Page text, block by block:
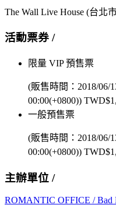
The Wall Live House (台北
活動票券 /
限量 VIP 預售票
(販售時間： 2018/06/
00:00(+0800)) TWD$
一般預售票
(販售時間： 2018/06/
00:00(+0800)) TWD$
主辦單位 /
ROMANTIC OFFICE / Bad